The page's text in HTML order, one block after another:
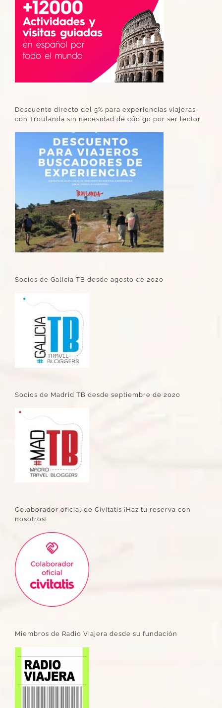
Descuento directo del 5% para experiencias viajeras
con Troulanda sin necesidad de código por ser lector
Socios de Galicia TB desde agosto de 2020
Socios de Madrid TB desde septiembre de 2020
Colaborador oficial de Civitatis ¡Haz tu reserva con
nosotros!
Miembros de Radio Viajera desde su fundación